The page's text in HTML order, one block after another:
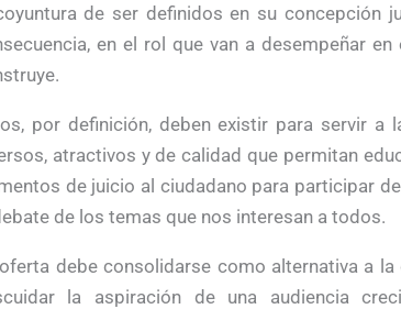
de ser definidos en su concepción
en el rol que van a desempeñar
por definición, deben existir para servir a
atractivos y de calidad que permitan
de juicio al ciudadano para participar
de los temas que nos interesan a todos.
debe consolidarse como alternativa a
la aspiración de una audiencia